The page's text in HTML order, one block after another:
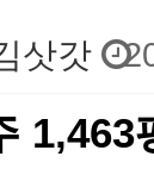
삿갓
1,463